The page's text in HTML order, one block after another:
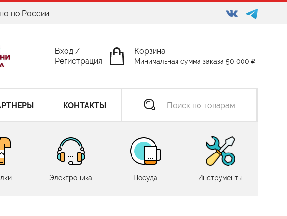
по России
Вход /
Регистрация
Корзина
Минимальная сумма заказа 50 000
КОНТАКТЫ
Электроника Посуда Инструменты